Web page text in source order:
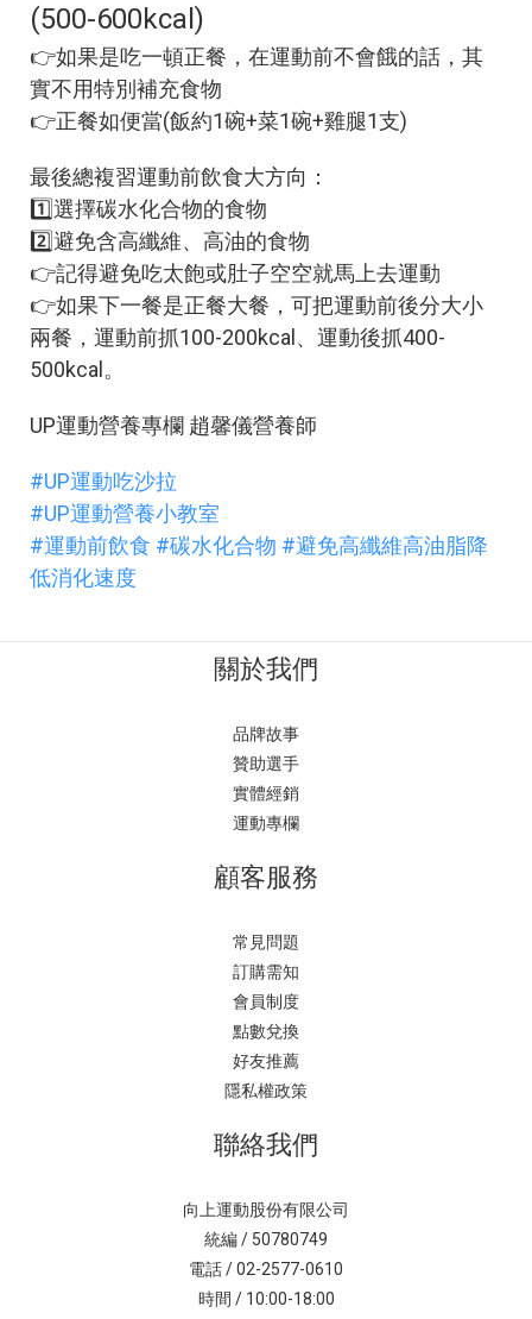
(500-600kcal)
👉如果是吃一頓正餐，在運動前不會餓的話，其
實不用特別補充食物
👉正餐如便當(飯約1碗+菜1碗+雞腿1支)
最後總複習運動前飲食大方向：
1️⃣選擇碳水化合物的食物
2️⃣避免含高纖維、高油的食物
👉記得避免吃太飽或肚子空空就馬上去運動
👉如果下一餐是正餐大餐，可把運動前後分大小
兩餐，運動前抓100-200kcal、運動後抓400-
500kcal。
UP運動營養專欄 趙馨儀營養師
#UP運動吃沙拉
#UP運動營養小教室
#運動前飲食 #碳水化合物 #避免高纖維高油脂降
低消化速度
關於我們
品牌故事
贊助選手
實體經銷
運動專欄
顧客服務
常見問題
訂購需知
會員制度
點數兌換
好友推薦
隱私權政策
聯絡我們
向上運動股份有限公司
統編 / 50780749
電話 / 02-2577-0610
時間 / 10:00-18:00